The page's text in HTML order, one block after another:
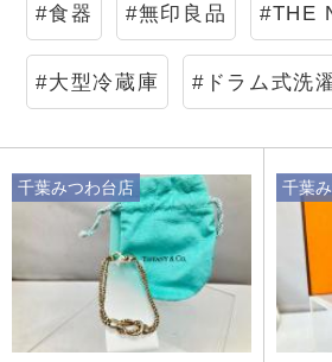
#食器 #無印良品 #THE
#大型冷蔵庫 #ドラム式洗
千葉みつわ台店 千葉